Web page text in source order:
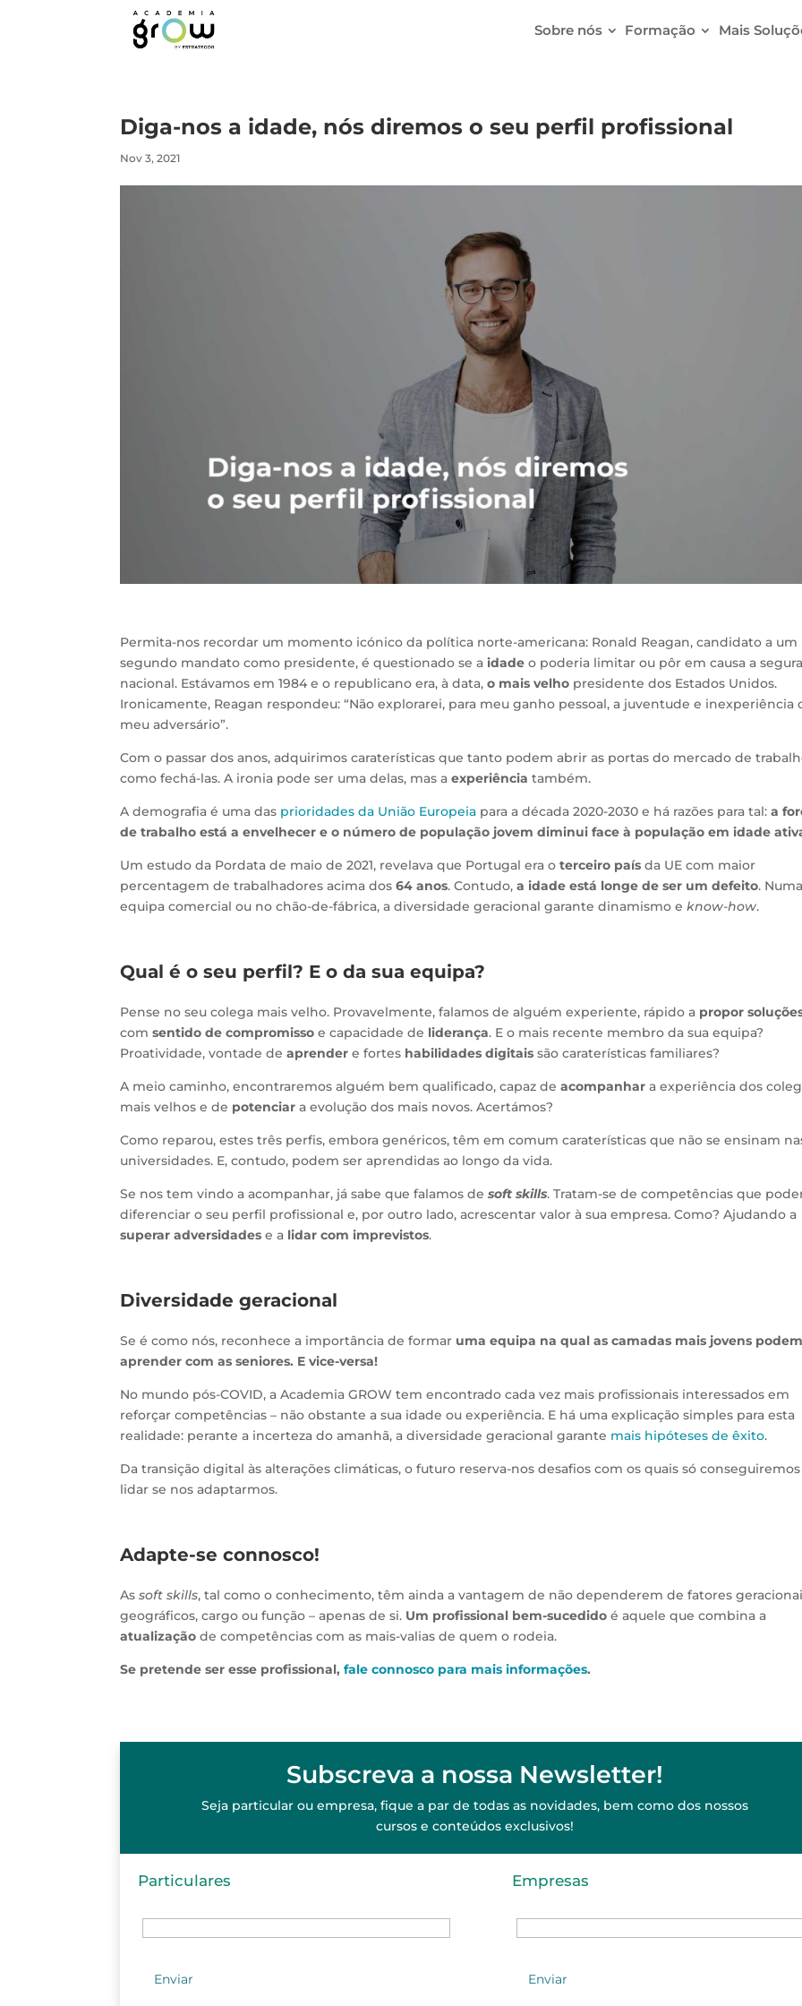
Sobre nós Formação Mais
Diga-nos a idade, nós diremos o seu perfil profissional
Nov 3, 2021
Permita-nos recordar um momento icónico da política norte-americana: Ronald Reagan, candidato a um
segundo mandato como presidente, é questionado se aidade o poderia limitar ou pôr em causa a
nacional. Estávamos em 1984 e o republicano era, à data,o mais velho presidente dos Estados Unidos.
Ironicamente, Reagan respondeu: “Não explorarei, para meu ganho pessoal, a juventude e inexperiência
meu adversário”.
Com o passar dos anos, adquirimos caraterísticas que tanto podem abrir as portas do mercado de
como fechá-las. A ironia pode ser uma delas, mas aexperiência também.
A demografia é uma das prioridades da União Europeia para a década 2020-2030 e há razões para tal:a
de trabalho está a envelhecer e o número de população jovem diminui face à população em idade
Um estudo da Pordata de maio de 2021, revelava que Portugal era oterceiro país da UE com maior
percentagem de trabalhadores acima dos64 anos. Contudo,a idade está longe de ser um defeito.
equipa comercial ou no chão-de-fábrica, a diversidade geracional garante dinamismo eknow-how.
Qual é o seu perfil? E o da sua equipa?
Pense no seu colega mais velho. Provavelmente, falamos de alguém experiente, rápido a propor
comsentido de compromisso e capacidade de liderança. E o mais recente membro da sua equipa?
Proatividade, vontade deaprender e fortes habilidades digitais são caraterísticas familiares?
A meio caminho, encontraremos alguém bem qualificado, capaz deacompanhar a experiência dos
mais velhos e de potenciar a evolução dos mais novos. Acertámos?
Como reparou, estes três perfis, embora genéricos, têm em comum caraterísticas que não se ensinam
universidades. E, contudo, podem ser aprendidas ao longo da vida.
Se nos tem vindo a acompanhar, já sabe que falamos desoft skills. Tratam-se de competências que
diferenciar o seu perfil profissional e, por outro lado, acrescentar valor à sua empresa. Como? Ajudando a
superar adversidades e a lidar com imprevistos.
Diversidade geracional
Se é como nós, reconhece a importância de formar uma equipa na qual as camadas mais jovens
aprender com as seniores. E vice-versa!
No mundo pós-COVID, a Academia GROW tem encontrado cada vez mais profissionais interessados em
reforçar competências – não obstante a sua idade ou experiência. E há uma explicação simples para esta
realidade: perante a incerteza do amanhã, a diversidade geracional garante mais hipóteses de êxito.
Da transição digital às alterações climáticas, o futuro reserva-nos desafios com os quais só conseguiremos
lidar se nos adaptarmos.
Adapte-se connosco!
Assoft skills, tal como o conhecimento, têm ainda a vantagem de não dependerem de fatores
geográficos, cargo ou função – apenas de si. Um profissional bem-sucedido é aquele que combina a
atualização de competências com as mais-valias de quem o rodeia.
Se pretende ser esse profissional,fale connosco para mais informações.
Subscreva a nossa Newsletter!
Seja particular ou empresa, fique a par de todas as novidades, bem como dos nossos
cursos e conteúdos exclusivos!
Particulares Empresas